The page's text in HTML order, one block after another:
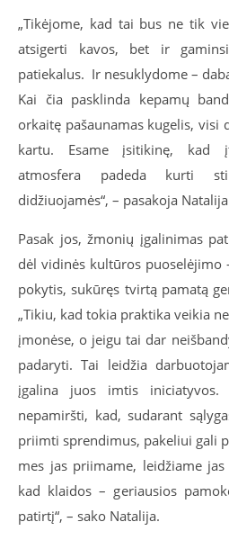
„Tikėjome, kad tai bus ne tik
atsigerti kavos, bet ir
patiekalus. Ir nesuklydome –
Kai čia pasklinda kepamų
orkaitę pašaunamas kugelis, visi
kartu. Esame įsitikinę, kad
atmosfera padeda kurti
didžiuojamės“, – pasakoja
Pasak jos, žmonių įgalinimas
dėl vidinės kultūros puoselėjimo
pokytis, sukūręs tvirtą pamatą
„Tikiu, kad tokia praktika veikia
įmonėse, o jeigu tai dar
padaryti. Tai leidžia
įgalina juos imtis
nepamiršti, kad, sudarant
priimti sprendimus, pakeliui gali
mes jas priimame, leidžiame
kad klaidos – geriausios
patirtį“, – sako Natalija.